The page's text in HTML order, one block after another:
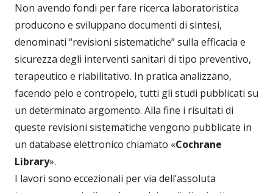
Non avendo fondi per fare ricerca laboratoristica
producono e sviluppano documenti di sintesi,
denominati “revisioni sistematiche” sulla efficacia e
sicurezza degli interventi sanitari di tipo preventivo,
terapeutico e riabilitativo. In pratica analizzano,
facendo pelo e contropelo, tutti gli studi pubblicati su
un determinato argomento. Alla fine i risultati di
queste revisioni sistematiche vengono pubblicate in
un database elettronico chiamato «Cochrane
Library».
I lavori sono eccezionali per via dell’assoluta